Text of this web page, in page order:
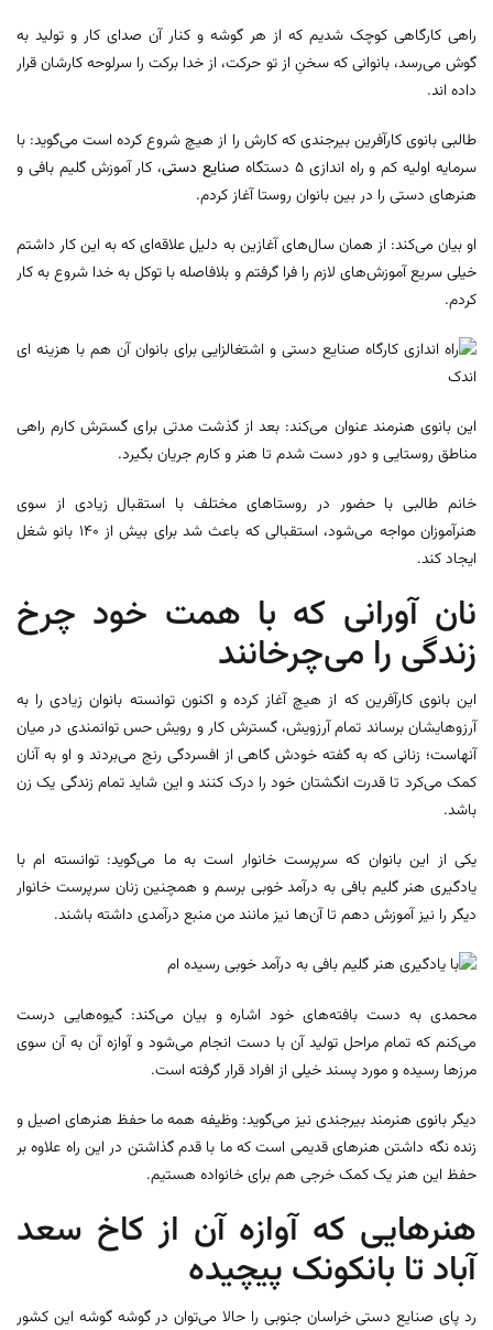
راهی کارگاهی کوچک شدیم که از هر گوشه و کنار آن صدای کار و تولید به
گوش می‌رسد، بانوانی که سخنِ از تو حرکت، از خدا برکت را سرلوحه کارشان قرار
داده اند.
طالبی بانوی کارآفرین بیرجندی که کارش را از هیچ شروع کرده است می‌گوید: با
سرمایه اولیه کم و راه اندازی ۵ دستگاه
صنایع دستی، کار آموزش گلیم بافی و
هنر‌های دستی را در بین بانوان روستا آغاز کردم.
او بیان می‌کند: از همان سال‌های آغازین به دلیل علاقه‌ای که به این کار داشتم
خیلی سریع آموزش‌های لازم را فرا گرفتم و بلافاصله با توکل به خدا شروع به کار
کردم.
این بانوی هنرمند عنوان می‌کند: بعد از گذشت مدتی برای گسترش کارم راهی
مناطق روستایی و دور دست شدم تا هنر و کارم جریان بگیرد.
خانم طالبی با حضور در روستا‌های مختلف با استقبال زیادی از سوی
هنرآموزان مواجه می‌شود، استقبالی که باعث شد برای بیش از ۱۴۰ بانو شغل
ایجاد کند.
نان آورانی که با همت خود چرخ
زندگی را می‌چرخانند
این بانوی کارآفرین که از هیچ آغاز کرده و اکنون توانسته بانوان زیادی را به
آرزوهایشان برساند تمام آرزویش، گسترش کار و رویش حس توانمندی در میان
آنهاست؛ زنانی که به گفته خودش گاهی از افسردگی رنج می‌بردند و او به آنان
کمک می‌کرد تا قدرت انگشتان خود را درک کنند و این شاید تمام زندگی یک زن
باشد.
یکی از این بانوان که سرپرست خانوار است به ما می‌گوید: توانسته ام با
یادگیری هنر گلیم بافی به درآمد خوبی برسم و همچنین زنان سرپرست خانوار
دیگر را نیز آموزش دهم تا آن‌ها نیز مانند من منبع درآمدی داشته باشند.
محمدی به دست بافته‌های خود اشاره و بیان می‌کند: گیوه‌هایی درست
می‌کنم که تمام مراحل تولید آن با دست انجام می‌شود و آوازه آن به آن سوی
مرز‌ها رسیده و مورد پسند خیلی از افراد قرار گرفته است.
دیگر بانوی هنرمند بیرجندی نیز می‌گوید: وظیفه همه ما حفظ هنر‌های اصیل و
زنده نگه داشتن هنر‌های قدیمی است که ما با قدم گذاشتن در این راه علاوه بر
حفظ این هنر یک کمک خرجی هم برای خانواده هستیم.
هنر‌هایی که آوازه آن از کاخ سعد
آباد تا بانکونک پیچیده
رد پای صنایع دستی خراسان جنوبی را حالا می‌توان در گوشه گوشه این کشور